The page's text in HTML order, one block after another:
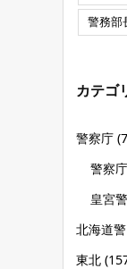
警務部
カテゴ
警察庁
警察
皇宮
北海道警
東北